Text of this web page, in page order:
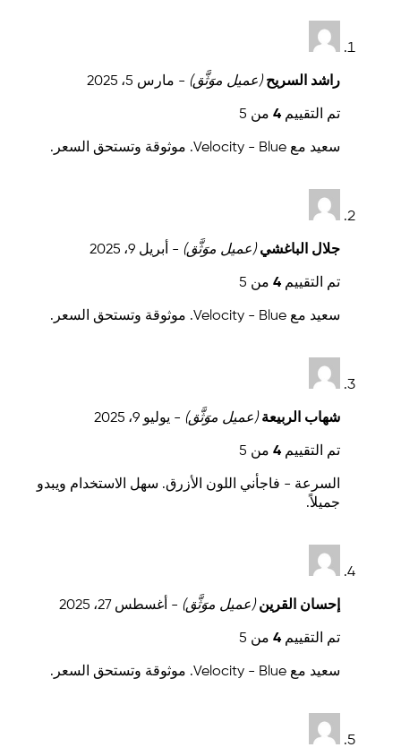
راشد السريح(عميل موَثَّق) - مارس 5، 2025
تم التقييم 4 من 5
سعيد مع Velocity - Blue. موثوقة وتستحق السعر.
جلال الباغشي(عميل موَثَّق) - أبريل 9، 2025
تم التقييم 4 من 5
سعيد مع Velocity - Blue. موثوقة وتستحق السعر.
شهاب الربيعة(عميل موَثَّق) - يوليو 9، 2025
تم التقييم 4 من 5
السرعة - فاجأني اللون الأزرق. سهل الاستخدام ويبدو
جميلاً.
إحسان القرين(عميل موَثَّق) - أغسطس 27، 2025
تم التقييم 4 من 5
سعيد مع Velocity - Blue. موثوقة وتستحق السعر.